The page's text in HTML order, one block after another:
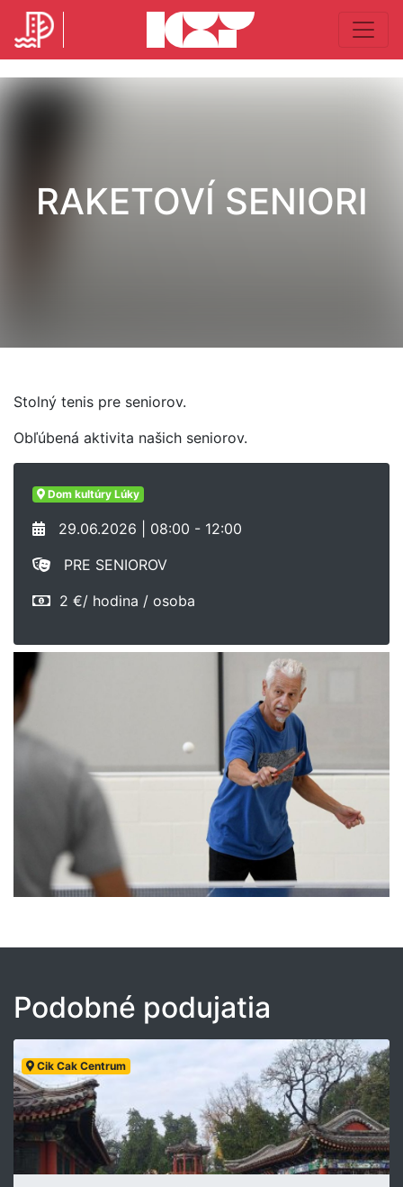
RAKETOVÍ SENIORI
Stolný tenis pre seniorov.
Obľúbená aktivita našich seniorov.
Dom kultúry Lúky
29.06.2026 | 08:00 - 12:00
PRE SENIOROV
2 €/ hodina / osoba
Podobné podujatia
Cik Cak Centrum